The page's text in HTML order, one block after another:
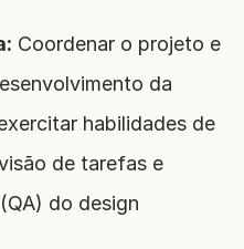
Coordenar o projeto e
da
habilidades de
de tarefas e
do design